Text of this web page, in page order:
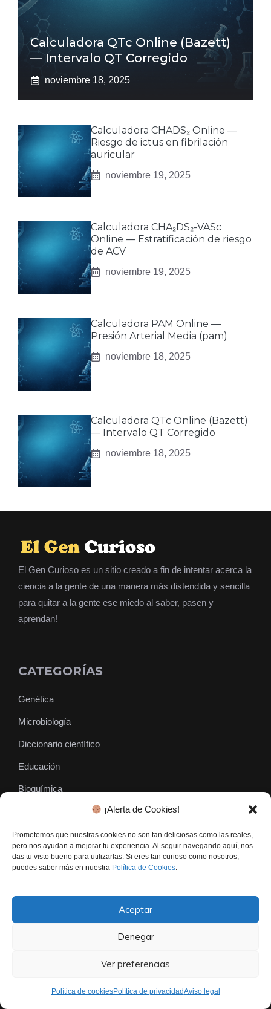
¡Alerta de Cookies!
Prometemos que nuestras cookies no son tan deliciosas como las reales,
pero nos ayudan a mejorar tu experiencia. Al seguir navegando aquí, nos
das tu visto bueno para utilizarlas. Si eres tan curioso como nosotros,
puedes saber más en nuestra Política de Cookies.
Aceptar
Denegar
Ver preferencias
Política de cookiesPolítica de privacidadAviso legal
Calculadora QTc Online (Bazett)
— Intervalo QT Corregido
noviembre 18, 2025
Calculadora CHADS₂ Online —
Riesgo de ictus en fibrilación
auricular
noviembre 19, 2025
Calculadora CHA₂DS₂-VASc
Online — Estratificación de riesgo
de ACV
noviembre 19, 2025
Calculadora PAM Online —
Presión Arterial Media (pam)
noviembre 18, 2025
Calculadora QTc Online (Bazett)
— Intervalo QT Corregido
noviembre 18, 2025
El Gen Curioso es un sitio creado a fin de intentar acerca la
ciencia a la gente de una manera más distendida y sencilla
para quitar a la gente ese miedo al saber, pasen y
aprendan!
CATEGORÍAS
Genética
Microbiología
Diccionario científico
Educación
Bioquímica
SÍGUENOS
El Gen Curioso © • Todos los derechos reservados - 2026